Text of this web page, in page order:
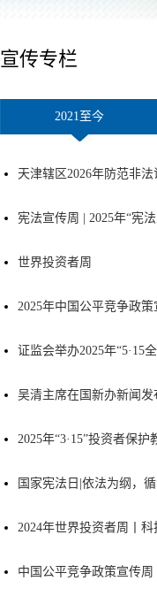
宣传专栏
2021至今
天津辖区2026年防范非
宪法宣传周 | 2025年“宪
世界投资者周
2025年中国公平竞争政策
证监会举办2025年“5·15
吴清主席在国新办新闻
2025年“3·15”投资者保
国家宪法日|依法为纲，
2024年世界投资者周丨
中国公平竞争政策宣传周